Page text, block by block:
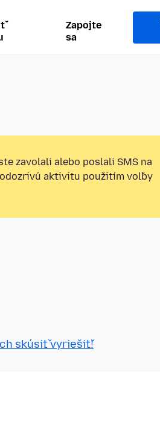
Zapojte
sa
zavolali alebo poslali SMS na
aktivitu použitím voľby
skúsiť vyriešiť!